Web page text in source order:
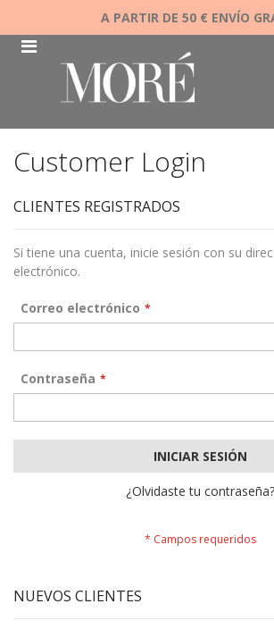
A PARTIR DE 50 € ENVÍO
Customer Login
CLIENTES REGISTRADOS
Si tiene una cuenta, inicie sesión con su
electrónico.
Correo electrónico
Contraseña
INICIAR SESIÓN
¿Olvidaste tu contraseña?
NUEVOS CLIENTES